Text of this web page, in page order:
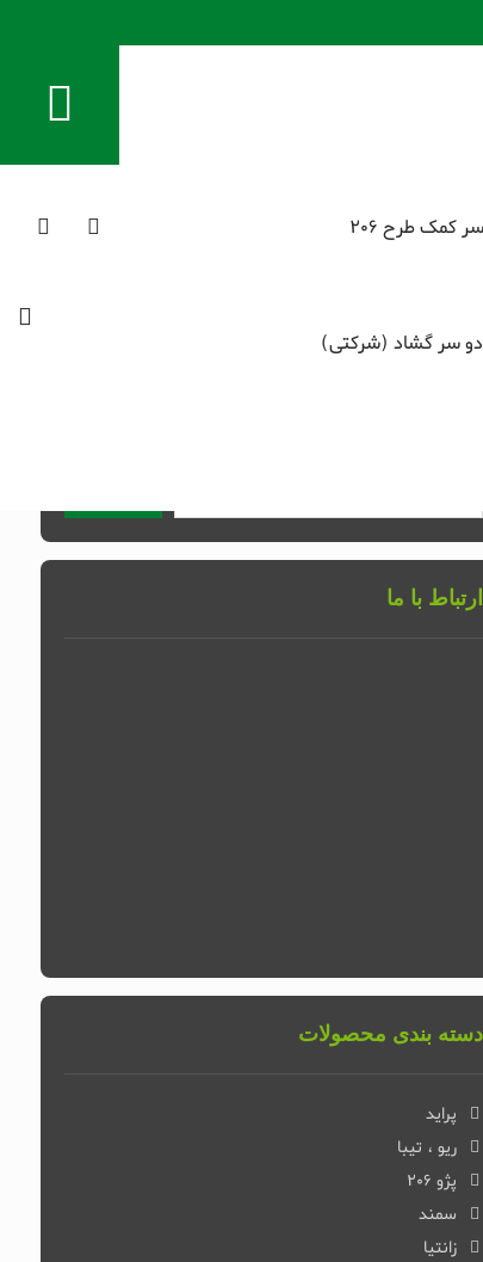
کمک طرح 206
دو سر گشاد (شرکتی)
ارتباط با ما
دسته بندی محصولات
پراید
ریو ، تیبا
پژو 206
سمند
زانتیا